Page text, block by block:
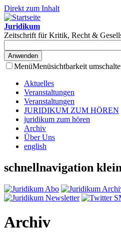
Direkt zum Inhalt
Juridikum
Zeitschrift für Kritik, Recht &
MenüMenüsichtbarkeit
Aktuelles
Veranstaltungen
Veranstaltungen
JURIDIKUM ZUM HÖREN
juridikum zum hören
Archiv
Über Uns
english
schnellnavigation klein
Archiv